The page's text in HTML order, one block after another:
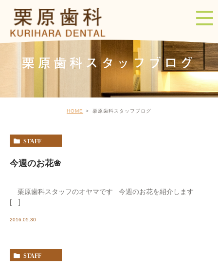
栗原歯科スタッフブログ
HOME 栗原歯科スタッフブログ
STAFF
今週のお花❀
栗原歯科スタッフのオヤマです 今週のお花を紹介します
[…]
2016.05.30
STAFF